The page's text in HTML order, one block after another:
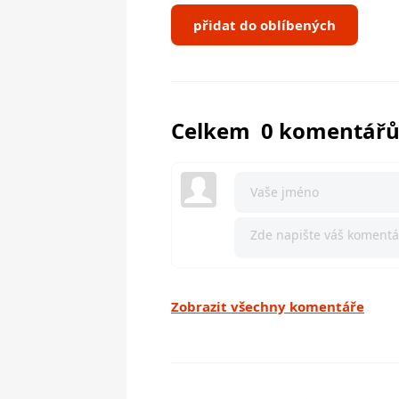
přidat do oblíbených
Celkem 0 komentářů
Zobrazit všechny komentáře